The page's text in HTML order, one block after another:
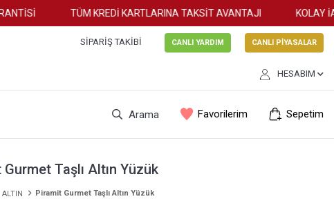
TÜM KREDİ KARTLARINA TAKSİT AVANTAJI KOLAY İADE
SIPARIŞ TAKIBI CANLI YARDIM CANLI PİYASALAR
HESABIM
Arama Favorilerim Sepetim
Taşlı Altın Yüzük
ALTIN Piramit Gurmet Taşlı Altın Yüzük